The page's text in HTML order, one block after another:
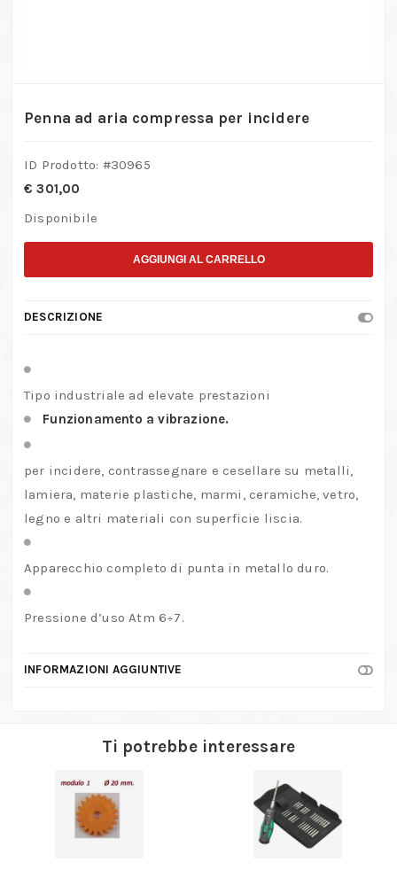
Penna ad aria compressa per incidere
ID Prodotto: #30965
€ 301,00
Disponibile
AGGIUNGI AL CARRELLO
DESCRIZIONE
Tipo industriale ad elevate prestazioni
Funzionamento a vibrazione.
per incidere, contrassegnare e cesellare su metalli,
lamiera, materie plastiche, marmi, ceramiche, vetro,
legno e altri materiali con superficie liscia.
Apparecchio completo di punta in metallo duro.
Pressione d’uso Atm 6÷7.
INFORMAZIONI AGGIUNTIVE
Ti potrebbe interessare